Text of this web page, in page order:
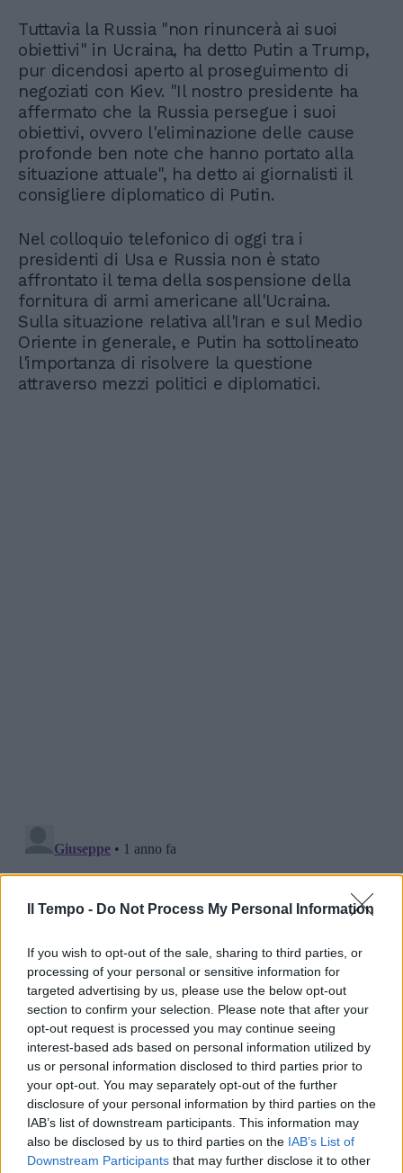
Il Tempo - Do Not Process My Personal Information
If you wish to opt-out of the sale, sharing to third parties, or
processing of your personal or sensitive information for
targeted advertising by us, please use the below opt-out
section to confirm your selection. Please note that after your
opt-out request is processed you may continue seeing
interest-based ads based on personal information utilized by
us or personal information disclosed to third parties prior to
your opt-out. You may separately opt-out of the further
disclosure of your personal information by third parties on the
IAB’s list of downstream participants. This information may
also be disclosed by us to third parties on the IAB’s List of
Downstream Participants that may further disclose it to other
Tuttavia la Russia "non rinuncerà ai suoi
obiettivi" in Ucraina, ha detto Putin a Trump,
pur dicendosi aperto al proseguimento di
negoziati con Kiev. "Il nostro presidente ha
affermato che la Russia persegue i suoi
obiettivi, ovvero l'eliminazione delle cause
profonde ben note che hanno portato alla
situazione attuale", ha detto ai giornalisti il
consigliere diplomatico di Putin.
Nel colloquio telefonico di oggi tra i
presidenti di Usa e Russia non è stato
affrontato il tema della sospensione della
fornitura di armi americane all'Ucraina.
Sulla situazione relativa all'Iran e sul Medio
Oriente in generale, e Putin ha sottolineato
l'importanza di risolvere la questione
attraverso mezzi politici e diplomatici.